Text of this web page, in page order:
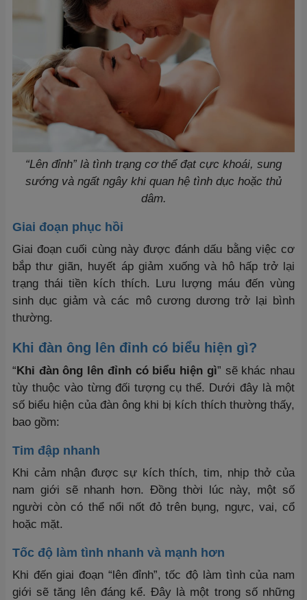
“Lên đỉnh” là tình trạng cơ thể đạt cực khoái, sung
sướng và ngất ngây khi quan hệ tình dục hoặc thủ
dâm.
Giai đoạn phục hồi
Giai đoạn cuối cùng này được đánh dấu bằng việc cơ
bắp thư giãn, huyết áp giảm xuống và hô hấp trở lại
trạng thái tiền kích thích. Lưu lượng máu đến vùng
sinh dục giảm và các mô cương dương trở lại bình
thường.
Khi đàn ông lên đỉnh có biểu hiện gì?
“ Khi đàn ông lên đỉnh có biểu hiện gì” sẽ khác nhau
tùy thuộc vào từng đối tượng cụ thể. Dưới đây là một
số biểu hiện của đàn ông khi bị kích thích thường thấy,
bao gồm:
Tim đập nhanh
Khi cảm nhận được sự kích thích, tim, nhịp thở của
nam giới sẽ nhanh hơn. Đồng thời lúc này, một số
người còn có thể nổi nốt đỏ trên bụng, ngực, vai, cổ
hoặc mặt.
Tốc độ làm tình nhanh và mạnh hơn
Khi đến giai đoạn “lên đỉnh”, tốc độ làm tình của nam
giới sẽ tăng lên đáng kể. Đây là một trong số những